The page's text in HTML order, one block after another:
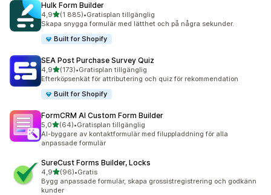
Hulk Form Builder
4,9av 5 stjärnor
(1 885)
1885 recensioner totalt
•Gratisplan tillgänglig
Skapa snygga formulär med lätthet och på några sekunder.
Built for Shopify
SEA Post Purchase Survey Quiz
4,9av 5 stjärnor
(173)
173 recensioner totalt
•Gratisplan tillgänglig
Efterköpsenkät för attributering och quiz för rekommendation
Built for Shopify
FormCRM AI Custom Form Builder
5,0av 5 stjärnor
(64)
64 recensioner totalt
•Gratisplan tillgänglig
AI-byggare av kontaktformulär med filuppladdning för alla
anpassade formulär
SureCust Forms Builder, Locks
4,9av 5 stjärnor
(96)
96 recensioner totalt
•Gratis
Bygg anpassade formulär, skapa grossistregistrering och godkänn
kunder